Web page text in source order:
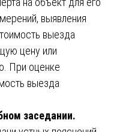
выявления
выезда
цену или
При оценке
выезда
заседании.